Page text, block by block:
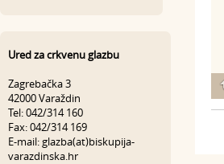
Ured za crkvenu glazbu
Zagrebačka 3
42000 Varaždin
Tel: 042/314 160
Fax: 042/314 169
E-mail: glazba(at)biskupija-
varazdinska.hr